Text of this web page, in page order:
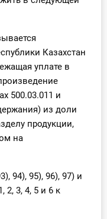
Казахстан
уплате в
500.03.011 и
из доли
продукции,
на
94), 95), 96), 97) и
2, 3, 4, 5 и 6 к